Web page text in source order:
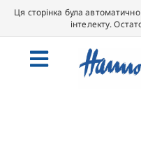
Ця сторінка була
інтелекту.